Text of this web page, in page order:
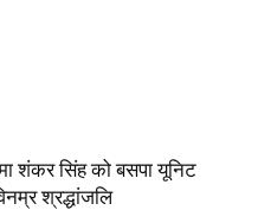
शंकर सिंह को बसपा यूनिट
श्रद्धांजलि